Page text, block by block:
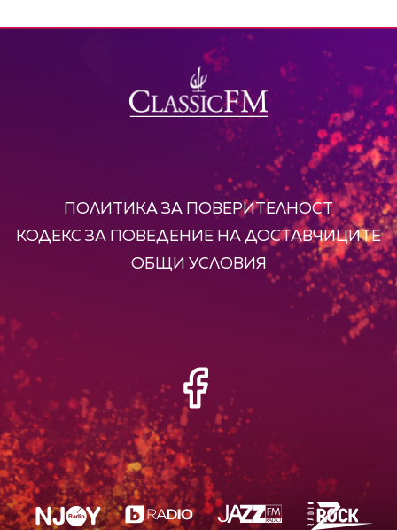
ПОЛИТИКА ЗА ПОВЕРИТЕЛНОСТ
КОДЕКС ЗА ПОВЕДЕНИЕ НА ДОСТАВЧИЦИТЕ
ОБЩИ УСЛОВИЯ